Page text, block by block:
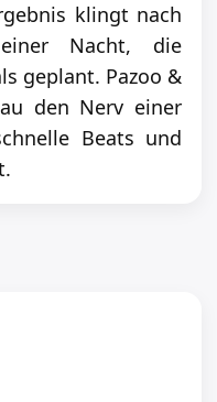
klingt nach
Nacht, die
geplant. Pazoo &
den Nerv einer
Beats und